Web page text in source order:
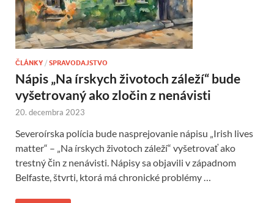
ČLÁNKY / SPRAVODAJSTVO
Nápis „Na írskych životoch záleží“ bude
vyšetrovaný ako zločin z nenávisti
20. decembra 2023
Severoírska polícia bude nasprejovanie nápisu „Irish lives
matter“ – „Na írskych životoch záleží“ vyšetrovať ako
trestný čin z nenávisti. Nápisy sa objavili v západnom
Belfaste, štvrti, ktorá má chronické problémy …